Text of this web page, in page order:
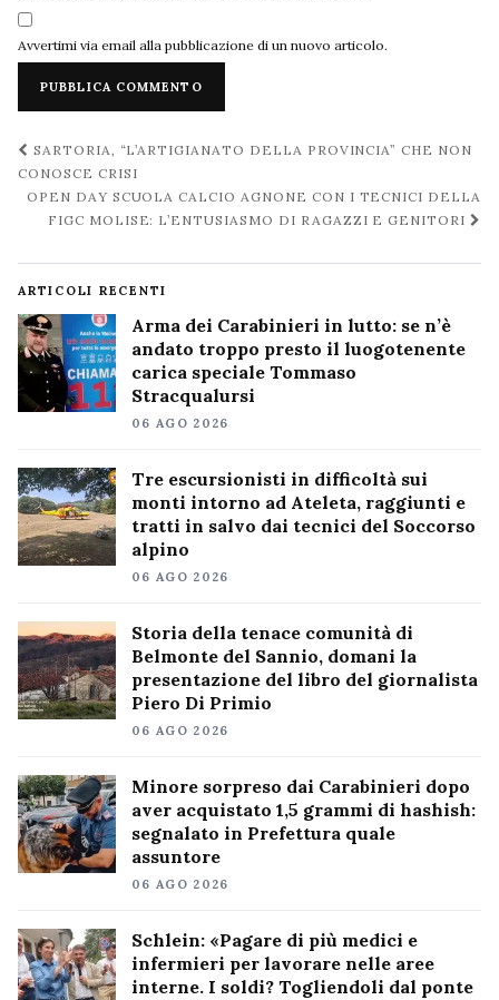
Avvertimi via email alla pubblicazione di un nuovo articolo.
Navigazione
post
SARTORIA, “L’ARTIGIANATO DELLA PROVINCIA” CHE NON
CONOSCE CRISI
OPEN DAY SCUOLA CALCIO AGNONE CON I TECNICI DELLA
FIGC MOLISE: L’ENTUSIASMO DI RAGAZZI E GENITORI
ARTICOLI RECENTI
Arma dei Carabinieri in lutto: se n’è
andato troppo presto il luogotenente
carica speciale Tommaso
Stracqualursi
06 AGO 2026
Tre escursionisti in difficoltà sui
monti intorno ad Ateleta, raggiunti e
tratti in salvo dai tecnici del Soccorso
alpino
06 AGO 2026
Storia della tenace comunità di
Belmonte del Sannio, domani la
presentazione del libro del giornalista
Piero Di Primio
06 AGO 2026
Minore sorpreso dai Carabinieri dopo
aver acquistato 1,5 grammi di hashish:
segnalato in Prefettura quale
assuntore
06 AGO 2026
Schlein: «Pagare di più medici e
infermieri per lavorare nelle aree
interne. I soldi? Togliendoli dal ponte